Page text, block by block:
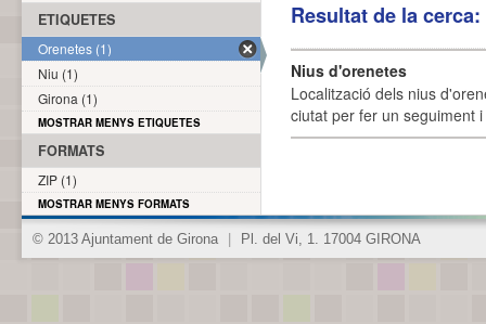
Resultat de la
Nius d'orenetes
Localització dels nius
ciutat per fer un seguiment
ETIQUETES
Orenetes (1)
Niu (1)
Girona (1)
MOSTRAR MENYS ETIQUETES
FORMATS
ZIP (1)
MOSTRAR MENYS FORMATS
© 2013 Ajuntament de Girona Pl. del Vi, 1. 17004 GIRONA